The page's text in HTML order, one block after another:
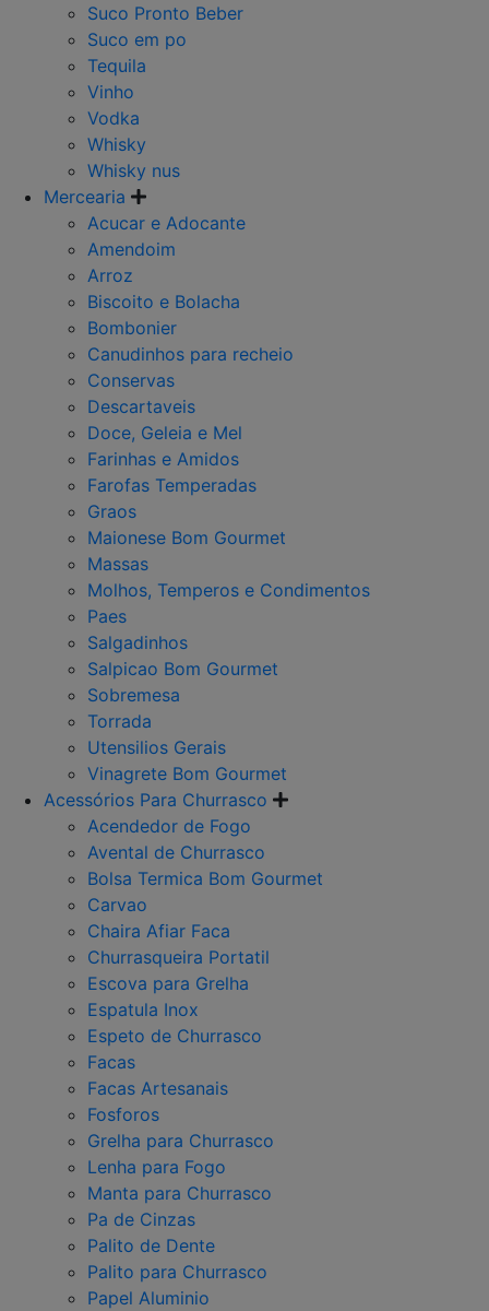
Suco Pronto Beber
Suco em po
Tequila
Vinho
Vodka
Whisky
Whisky nus
Mercearia
Acucar e Adocante
Amendoim
Arroz
Biscoito e Bolacha
Bombonier
Canudinhos para recheio
Conservas
Descartaveis
Doce, Geleia e Mel
Farinhas e Amidos
Farofas Temperadas
Graos
Maionese Bom Gourmet
Massas
Molhos, Temperos e Condimentos
Paes
Salgadinhos
Salpicao Bom Gourmet
Sobremesa
Torrada
Utensilios Gerais
Vinagrete Bom Gourmet
Acessórios Para Churrasco
Acendedor de Fogo
Avental de Churrasco
Bolsa Termica Bom Gourmet
Carvao
Chaira Afiar Faca
Churrasqueira Portatil
Escova para Grelha
Espatula Inox
Espeto de Churrasco
Facas
Facas Artesanais
Fosforos
Grelha para Churrasco
Lenha para Fogo
Manta para Churrasco
Pa de Cinzas
Palito de Dente
Palito para Churrasco
Papel Aluminio